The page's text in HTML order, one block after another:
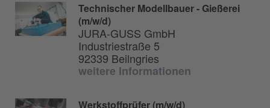
Technischer Modellbauer - Gießerei
(m/w/d)
JURA-GUSS GmbH
Industriestraße 5
92339 Beilngries
weitere Informationen
Werkstoffprüfer (m/w/d)